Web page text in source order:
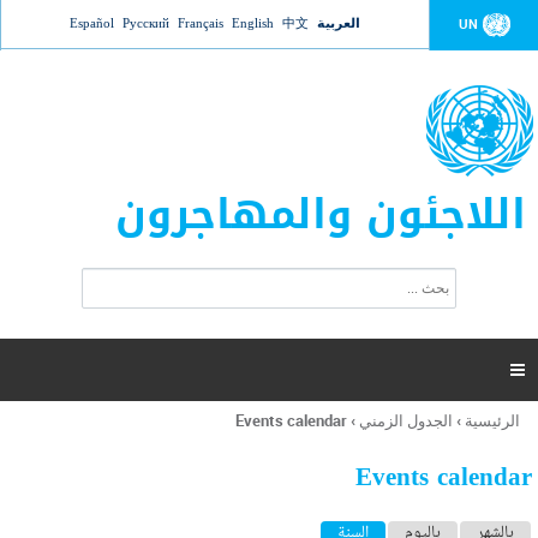
Jump to navigation UN العربية 中文
English
Français
Русский
Español
اللاجئون والمهاجرون
ت
ر
ل
ح
ب

أنت
هنا
الرئيسية › الجدول الزمني ›
Events calendar
Events calendar